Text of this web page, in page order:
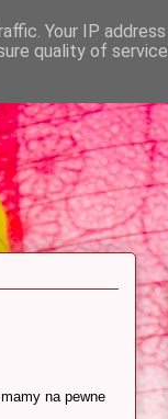
na pewne
Your IP
quality of